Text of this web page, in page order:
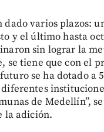
dado varios plazos:
y el último hasta
sin lograr la
se tiene que con el
se ha dotado a
de Medellín”,
la adición.